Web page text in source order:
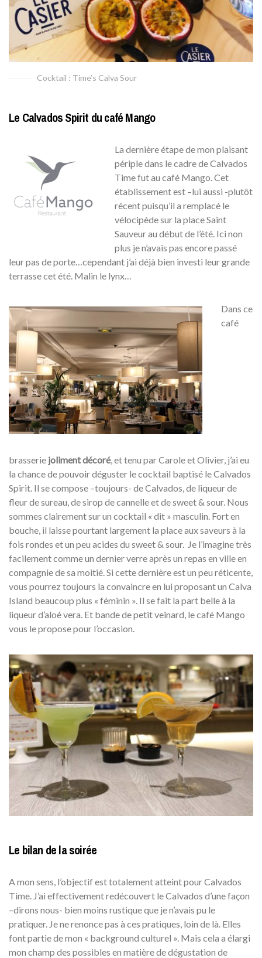
Cocktail : Time’s Calva Sour
Le Calvados Spirit du café Mango
La dernière étape de mon plaisant
périple dans le cadre de Calvados
Time fut au café Mango. Cet
établissement est –lui aussi -plutôt
récent puisqu’il a remplacé le
vélocipède sur la place Saint
Sauveur au début de l’été. Ici non
plus je n’avais pas encore passé
leur pas de porte…cependant j’ai déjà bien investi leur grande
terrasse cet été. Malin le lynx…
Dans ce
café
brasserie joliment décoré, et tenu par Carole et Olivier, j’ai eu
la chance de pouvoir déguster le cocktail baptisé le Calvados
Spirit. Il se compose –toujours- de Calvados, de liqueur de
fleur de sureau, de sirop de cannelle et de sweet & sour. Nous
sommes clairement sur un cocktail « dit » masculin. Fort en
bouche, il laisse pourtant largement la place aux saveurs à la
fois rondes et un peu acides du sweet & sour. Je l’imagine très
facilement comme un dernier verre après un repas en ville en
compagnie de sa moitié. Si cette dernière est un peu réticente,
vous pourrez toujours la convaincre en lui proposant un Calva
Island beaucoup plus « féminin ». Il se fait la part belle à la
liqueur d’aloé vera. Et bande de petit veinard, le café Mango
vous le propose pour l’occasion.
Le bilan de la soirée
A mon sens, l’objectif est totalement atteint pour Calvados
Time. J’ai effectivement redécouvert le Calvados d’une façon
–dirons nous- bien moins rustique que je n’avais pu le
pratiquer. Je ne renonce pas à ces pratiques, loin de là. Elles
font partie de mon « background culturel ». Mais cela a élargi
mon champ des possibles en matière de dégustation de